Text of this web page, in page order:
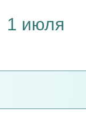
1 июля